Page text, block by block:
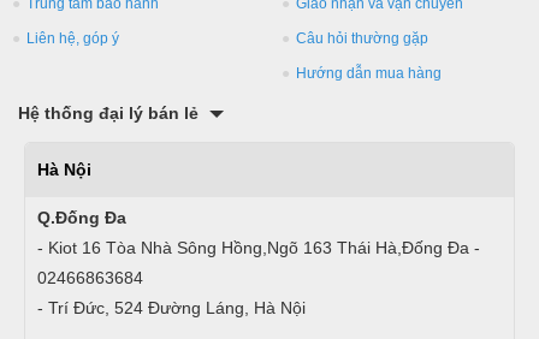
Trung tâm bảo hành
Liên hệ, góp ý
Giao nhận và vận chuyển
Câu hỏi thường gặp
Hướng dẫn mua hàng
Hệ thống đại lý bán lẻ
Hà Nội
Q.Đống Đa
- Kiot 16 Tòa Nhà Sông Hồng,Ngõ 163 Thái Hà,Đống Đa -
02466863684
- Trí Đức, 524 Đường Láng, Hà Nội